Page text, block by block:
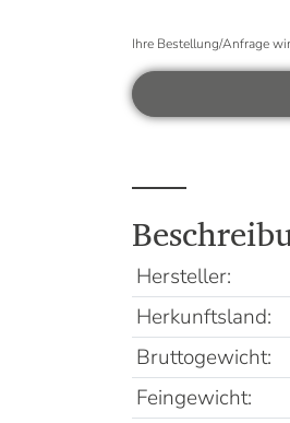
Ihre Bestellung/Anfrage
Hersteller:
Herkunftsland:
Bruttogewicht:
Feingewicht: